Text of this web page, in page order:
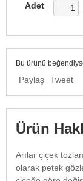
Adet
Bu ürünü
Paylaş Tweet
Ürün
Arılar çiçek
olarak petek